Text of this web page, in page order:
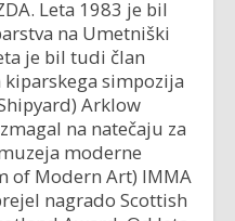
Leta 1983 je bil
na Umetniški
je bil tudi član
simpozija
Arklow
na natečaju za
moderne
of Modern Art) IMMA
nagrado Scottish